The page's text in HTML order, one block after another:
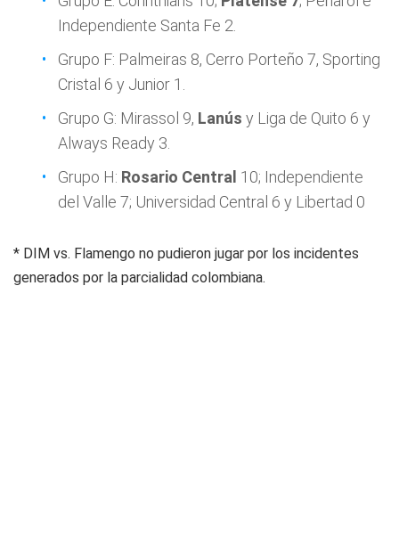
Independiente Santa Fe 2.
Grupo F: Palmeiras 8, Cerro Porteño 7, Sporting
Cristal 6 y Junior 1.
Grupo G: Mirassol 9, Lanús y Liga de Quito 6 y
Always Ready 3.
Grupo H: Rosario Central 10; Independiente
del Valle 7; Universidad Central 6 y Libertad 0
* DIM vs. Flamengo no pudieron jugar por los incidentes
generados por la parcialidad colombiana.